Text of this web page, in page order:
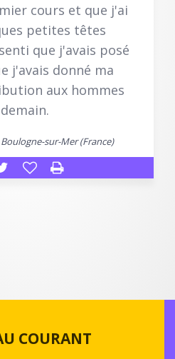
cours et que j'ai
petites têtes
que j'avais posé
j'avais donné ma
aux hommes
Boulogne-sur-Mer (France)
COURANT